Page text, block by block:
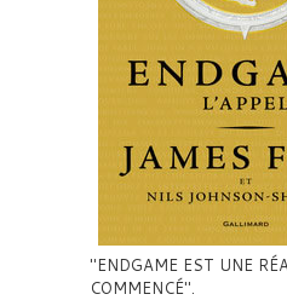
ENDGAME EST UNE
COMMENCÉ .